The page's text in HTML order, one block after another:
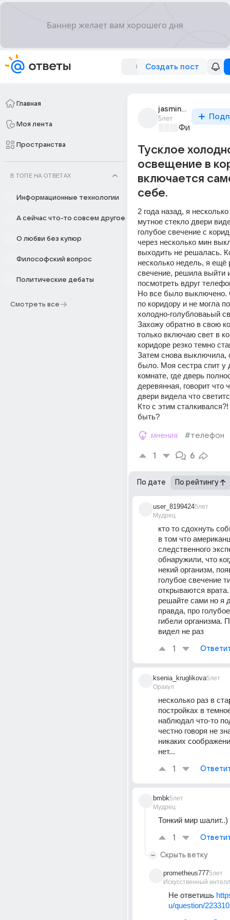
Создать пост
Главная
Моя лента
Пространства
В ТОПЕ НА ОТВЕТАХ
Информационные технологии
А сейчас что-то совсем другое
О любви без купюр
Философский вопрос
Политические дебаты
Смотреть все
jasmine_brown_2
5лет
Тусклое
освещение в
включается
себе.
2 года назад, я
мутное стекло двери
голубое свечение с
через несколько мин
выходить не решалась.
несколько недель, я ещё
свечение, решила выйти
посмотреть вдруг
Но все было выключено.
по коридору и не могла
холодно-голубловаьый
Захожу обратно в свою
только включаю свет в
коридоре резко темно
Затем снова выключила,
было. Моя сестра спит у
комнате, где дверь
деревянная, говорит что
двери видела что
Кто с этим
быть?
мнения #телефон
1 6
По дате По рейтингу
user_8199424
Мудрец
5лет
кто то сдохнуть
в том что
следственного
обнаружили, что
некий организм,
голубое свечение
открываются
решайте сами но я
правда, про
гибели организма.
видел не раз
1
ksenia_kruglikova
Оракул
5лет
несколько раз в
постройках в
наблюдал что-то
честно говоря не
никаких
нет...
1
bmbk
Мудрец
5лет
Тонкий мир шалит..)
1
Скрыть ветку
prometheus777
Искусственный
5лет
Не ответишь
u/question/